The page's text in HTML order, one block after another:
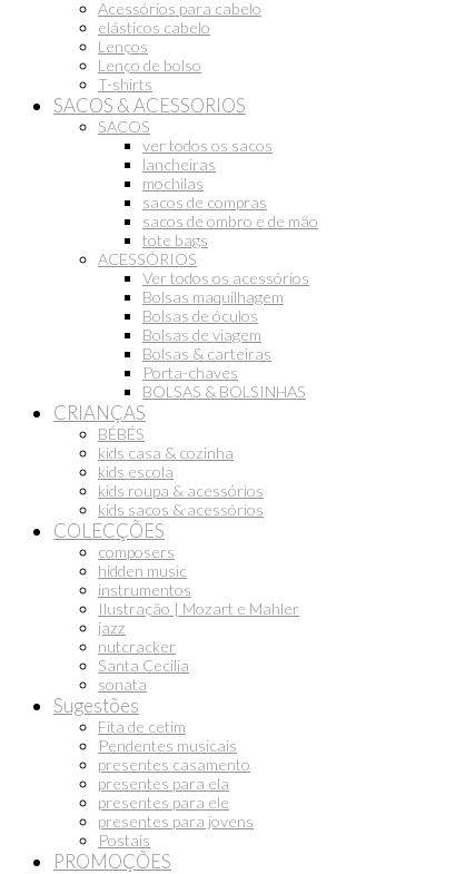
Acessórios para cabelo
elásticos cabelo
Lenços
Lenço de bolso
T-shirts
SACOS & ACESSORIOS
SACOS
ver todos os sacos
lancheiras
mochilas
sacos de compras
sacos de ombro e de mão
tote bags
ACESSÓRIOS
Ver todos os acessórios
Bolsas maquilhagem
Bolsas de óculos
Bolsas de viagem
Bolsas & carteiras
Porta-chaves
BOLSAS & BOLSINHAS
CRIANÇAS
BÉBÉS
kids casa & cozinha
kids escola
kids roupa & acessórios
kids sacos & acessórios
COLECÇÕES
composers
hidden music
instrumentos
Ilustração | Mozart e Mahler
jazz
nutcracker
Santa Cecilia
sonata
Sugestões
Fita de cetim
Pendentes musicais
presentes casamento
presentes para ela
presentes para ele
presentes para jovens
Postais
PROMOÇÕES